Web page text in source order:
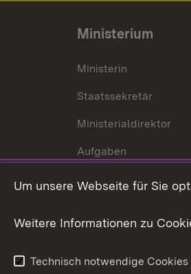
Ministerium
Ministerin
Staatssekretär
Ministerialdirektor
Aufgaben
Internationale
Um unsere Webseite für Sie
Weitere Informationen zu
Technisch notwendige Cookies